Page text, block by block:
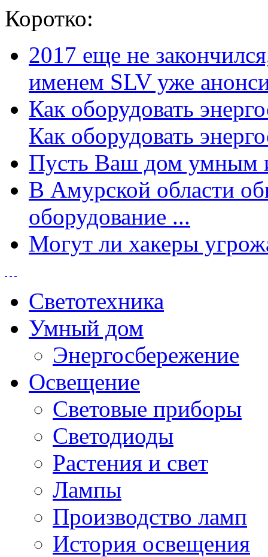
Коротко:
2017 еще не
именем SLV уже
Как оборудовать
Как оборудовать
Пусть Ваш дом умным
В Амурской области
оборудование ...
Могут ли хакеры
Светотехника
Умный дом
Энергосбережение
Освещение
Световые приборы
Светодиоды
Растения и свет
Лампы
Производство ламп
История освещения